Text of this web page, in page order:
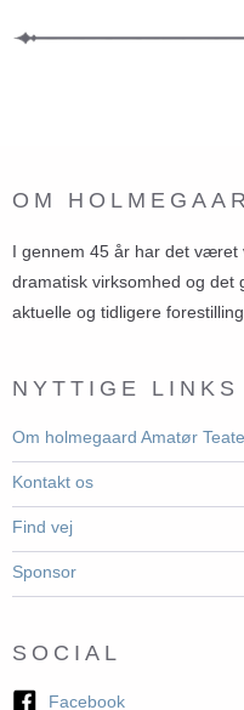
OM
I gennem 45 år har det været
dramatisk virksomhed og
aktuelle og tidligere
NYTTIGE LINKS
Om holmegaard Amatør
Kontakt os
Find vej
Sponsor
SOCIAL
Facebook